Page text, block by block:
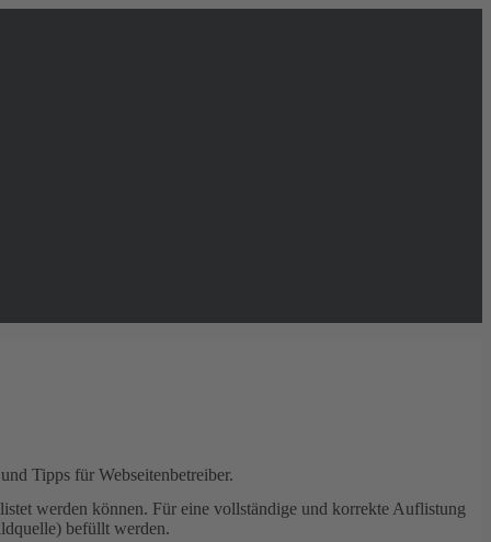
Tipps für Webseitenbetreiber.
werden können. Für eine vollständige und korrekte Auflistung
befüllt werden.